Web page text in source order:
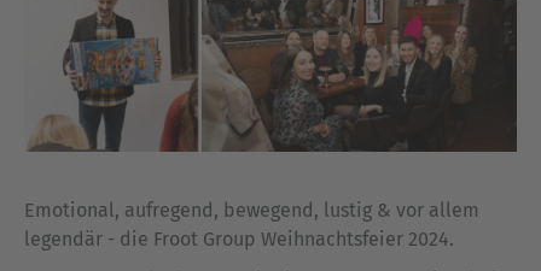
Emotional, aufregend, bewegend, lustig & vor allem
legendär - die Froot Group Weihnachtsfeier 2024.